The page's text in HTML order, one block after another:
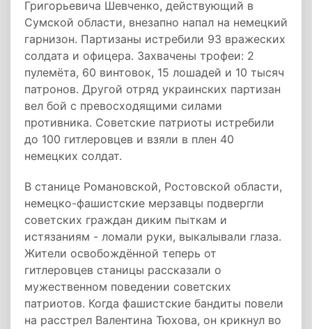
Григорьевича Шевченко, действующий в
Сумской области, внезапно напал на немецкий
гарнизон. Партизаны истребили 93 вражеских
солдата и офицера. Захвачены трофеи: 2
пулемёта, 60 винтовок, 15 лошадей и 10 тысяч
патронов. Другой отряд украинских партизан
вел бой с превосходящими силами
противника. Советские патриоты истребили
до 100 гитлеровцев и взяли в плен 40
немецких солдат.
В станице Романовской, Ростовской области,
немецко-фашистские мерзавцы подвергли
советских граждан диким пыткам и
истязаниям - ломали руки, выкалывали глаза.
Жители освобождённой теперь от
гитлеровцев станицы рассказали о
мужественном поведении советских
патриотов. Когда фашистские бандиты повели
на расстрел Валентина Тюхова, он крикнул во